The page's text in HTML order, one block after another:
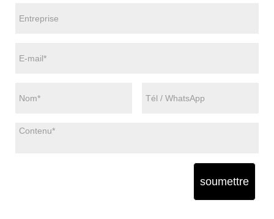
soumettre